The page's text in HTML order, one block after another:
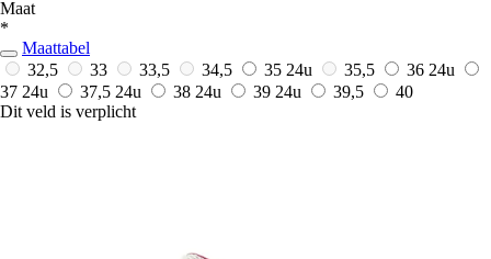
Maat
*
Maattabel
32,5
33 33,5 34,5 35 24u 35,5 36 24u
37 24u 37,5 24u 38 24u 39 24u 39,5
40
Dit veld is verplicht